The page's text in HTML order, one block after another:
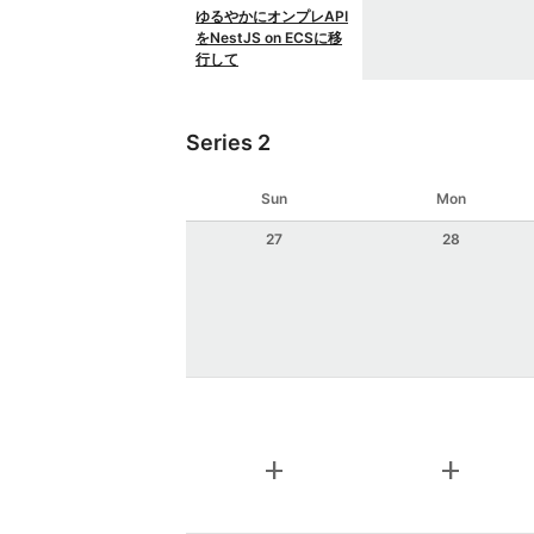
ゆるやかにオンプレAPI
をNestJS on ECSに移
行して
Series 2
Sun Mon
27 28
add add